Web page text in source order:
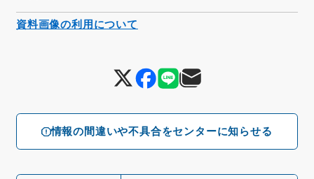
情報の間違いや不具合をセンターに知らせる
資料画像の利用について